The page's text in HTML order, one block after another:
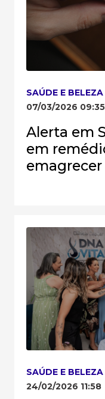
SAÚDE E BELEZA
07/03/2026 09:35
Alerta em
em
emagrecer
SAÚDE E BELEZA
24/02/2026 11:58